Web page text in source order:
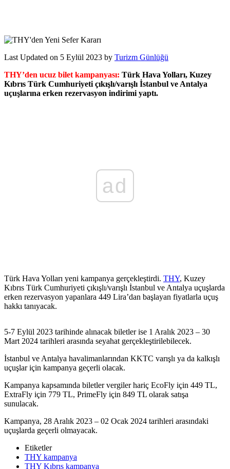
Last Updated on 5 Eylül 2023 by Turizm Günlüğü
THY’den ucuz bilet kampanyası: Türk Hava Yolları, Kuzey
Kıbrıs Türk Cumhuriyeti çıkışlı/varışlı İstanbul ve Antalya
uçuşlarına erken rezervasyon indirimi yaptı.
ad
Türk Hava Yolları yeni kampanya gerçekleştirdi. THY, Kuzey
Kıbrıs Türk Cumhuriyeti çıkışlı/varışlı İstanbul ve Antalya uçuşlarda
erken rezervasyon yapanlara 449 Lira’dan başlayan fiyatlarla uçuş
hakkı tanıyacak.
5-7 Eylül 2023 tarihinde alınacak biletler ise 1 Aralık 2023 – 30
Mart 2024 tarihleri arasında seyahat gerçekleştirilebilecek.
İstanbul ve Antalya havalimanlarından KKTC varışlı ya da kalkışlı
uçuşlar için kampanya geçerli olacak.
Kampanya kapsamında biletler vergiler hariç EcoFly için 449 TL,
ExtraFly için 779 TL, PrimeFly için 849 TL olarak satışa
sunulacak.
Kampanya, 28 Aralık 2023 – 02 Ocak 2024 tarihleri arasındaki
uçuşlarda geçerli olmayacak.
Etiketler
THY kampanya
THY Kıbrıs kampanya